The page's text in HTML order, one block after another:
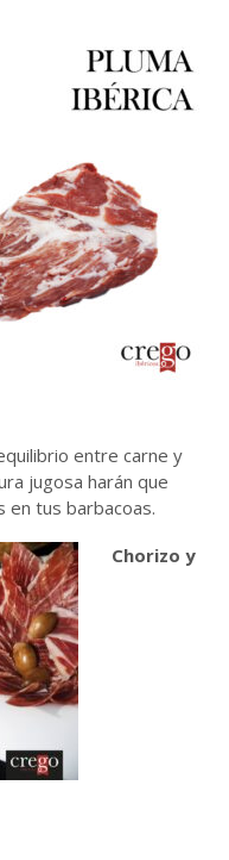
entre carne y
jugosa harán que
en tus barbacoas.
Chorizo y